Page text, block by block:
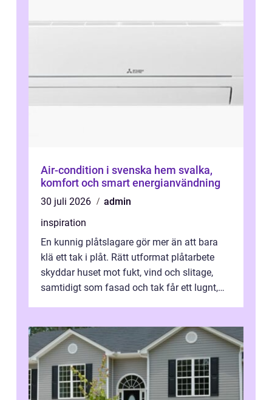
Air-condition i svenska hem svalka,
komfort och smart energianvändning
30 juli 2026
admin
inspiration
En kunnig plåtslagare gör mer än att bara
klä ett tak i plåt. Rätt utformat plåtarbete
skyddar huset mot fukt, vind och slitage,
samtidigt som fasad och tak får ett lugnt,